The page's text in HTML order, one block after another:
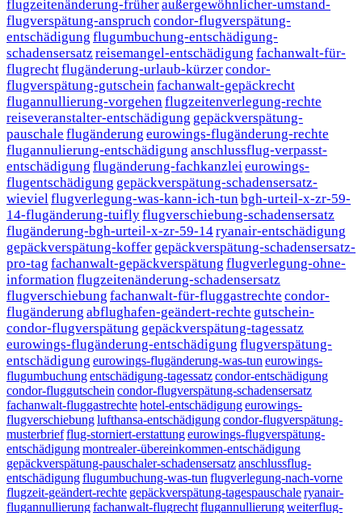
flugzeitenänderung-früheraußergewöhnlicher-umstand-
flugverspätung-anspruch condor-flugverspätung-
entschädigung flugumbuchung-entschädigung-
schadensersatz reisemangel-entschädigung fachanwalt-für-
flugrechtflugänderung-urlaub-kürzercondor-
flugverspätung-gutschein fachanwalt-gepäckrecht
flugannullierung-vorgehen flugzeitenverlegung-rechte
reiseveranstalter-entschädigung gepäckverspätung-
pauschale flugänderung eurowings-flugänderung-rechte
flugannulierung-entschädigung anschlussflug-verpasst-
entschädigung flugänderung-fachkanzlei eurowings-
flugentschädigung gepäckverspätung-schadensersatz-
wieviel flugverlegung-was-kann-ich-tun bgh-urteil-x-zr-59-
14-flugänderung-tuiflyflugverschiebung-schadensersatz
flugänderung-bgh-urteil-x-zr-59-14ryanair-entschädigung
gepäckverspätung-koffer gepäckverspätung-schadensersatz-
pro-tag fachanwalt-gepäckverspätung flugverlegung-ohne-
information flugzeitenänderung-schadensersatz
flugverschiebung fachanwalt-für-fluggastrechte condor-
flugänderung abflughafen-geändert-rechte gutschein-
condor-flugverspätung gepäckverspätung-tagessatz
eurowings-flugänderung-entschädigung flugverspätung-
entschädigung eurowings-flugänderung-was-tun eurowings-
flugumbuchungentschädigung-tagessatzcondor-entschädigung
condor-fluggutschein condor-flugverspätung-schadensersatz
fachanwalt-fluggastrechtehotel-entschädigungeurowings-
flugverschiebunglufthansa-entschädigungcondor-flugverspätung-
musterbriefflug-storniert-erstattungeurowings-flugverspätung-
entschädigungmontrealer-übereinkommen-entschädigung
gepäckverspätung-pauschaler-schadensersatzanschlussflug-
entschädigungflugumbuchung-was-tun flugverlegung-nach-vorne
flugzeit-geändert-rechte gepäckverspätung-tagespauschaleryanair-
flugannullierungfachanwalt-flugrechtflugannullierungweiterflug-